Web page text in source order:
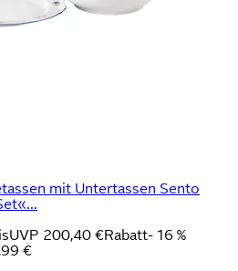
mit Untertassen Sento
UVP 200,40 €Rabatt- 16 %
€